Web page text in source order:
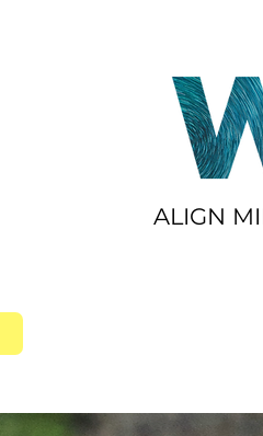
ALIGN